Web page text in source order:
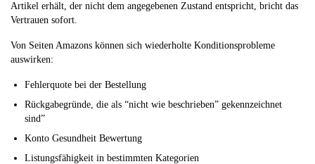
Artikel erhält, der nicht dem angegebenen Zustand entspricht, bricht das
Vertrauen sofort.
Von Seiten Amazons können sich wiederholte Konditionsprobleme
auswirken:
Fehlerquote bei der Bestellung
Rückgabegründe, die als “nicht wie beschrieben” gekennzeichnet
sind”
Konto Gesundheit Bewertung
Listungsfähigkeit in bestimmten Kategorien